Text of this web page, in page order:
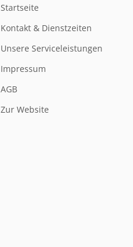
Startseite
Kontakt & Dienstzeiten
Unsere Serviceleistungen
Impressum
AGB
Zur Website